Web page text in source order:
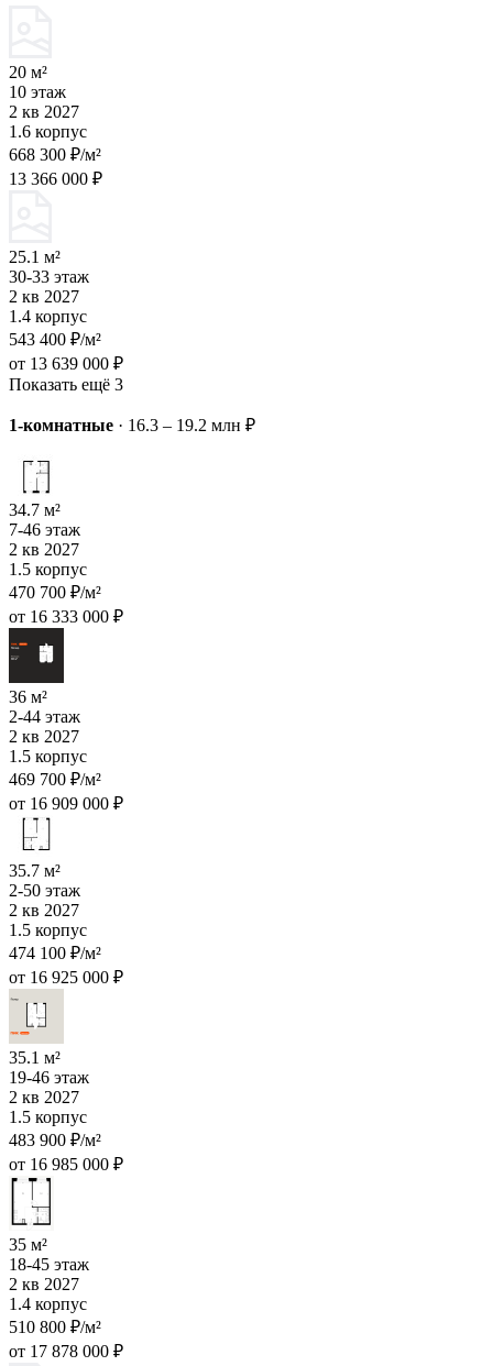
20 м²
10 этаж
2 кв 2027
1.6 корпус
668 300 ₽/м²
13 366 000 ₽
25.1 м²
30-33 этаж
2 кв 2027
1.4 корпус
543 400 ₽/м²
от 13 639 000 ₽
Показать ещё 3
1-комнатные · 16.3 – 19.2 млн ₽
34.7 м²
7-46 этаж
2 кв 2027
1.5 корпус
470 700 ₽/м²
от 16 333 000 ₽
36 м²
2-44 этаж
2 кв 2027
1.5 корпус
469 700 ₽/м²
от 16 909 000 ₽
35.7 м²
2-50 этаж
2 кв 2027
1.5 корпус
474 100 ₽/м²
от 16 925 000 ₽
35.1 м²
19-46 этаж
2 кв 2027
1.5 корпус
483 900 ₽/м²
от 16 985 000 ₽
35 м²
18-45 этаж
2 кв 2027
1.4 корпус
510 800 ₽/м²
от 17 878 000 ₽